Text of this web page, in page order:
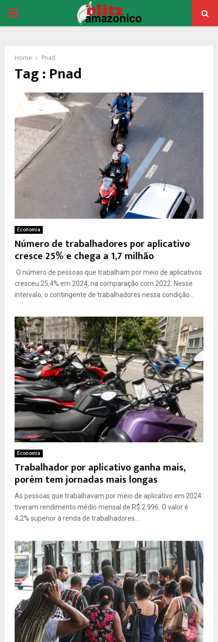
PRIMARY
Home Pnad
Tag : Pnad
Economia
Número de trabalhadores por aplicativo
cresce 25% e chega a 1,7 milhão
O número de pessoas que trabalham por meio de aplicativos
cresceu 25,4% em 2024, na comparação com 2022. Nesse
intervalo, o contingente de trabalhadores nessa condição...
Economia
Trabalhador por aplicativo ganha mais,
porém tem jornadas mais longas
As pessoas que trabalhavam por meio de aplicativo em 2024
tiveram rendimento médio mensal de R$ 2.996. O valor é
4,2% superior à renda de trabalhadores...